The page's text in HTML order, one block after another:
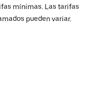
mínimas. Las tarifas
pueden variar.